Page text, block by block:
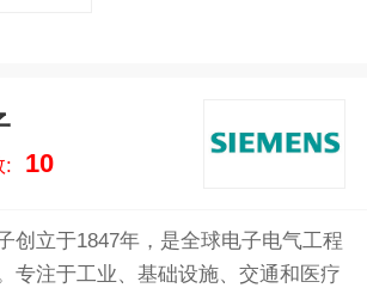
2
: 10
创立于1847年，是全球电子电气工程
专注于工业、基础设施、交通和医疗